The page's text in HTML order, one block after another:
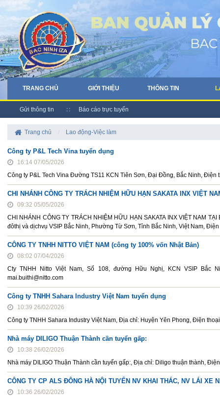
TRANG CHỦ GIỚI THIỆU THÔNG TIN
Gửi thông tin Báo cáo trực tuyến
Trang chủ Lao động-Việc làm
Công ty P&L Tech Vina tuyển dụng
16:14 07/05/2026
Công ty P&L Tech Vina Đường TS11 KCN Tiên Sơn, Đại Đồng, Bắc Ninh,
CHI NHÁNH CÔNG TY TRÁCH NHIỆM HỮU HẠN SAKATA INX VIỆT
09:32 05/05/2026
CHI NHÁNH CÔNG TY TRÁCH NHIỆM HỮU HẠN SAKATA INX VIỆT NAM
đôthị và dịchvụ VSIP Bắc Ninh, Phường Từ Sơn, Tỉnh Bắc Ninh, Việt Nam,
CÔNG TY TNHH NITTO VIỆT NAM (công ty 100% vốn Nhật Bản)
08:02 07/04/2026
Cty TNHH Nitto Việt Nam, Số 108, đường Hữu Nghị, KCN VSIP Bắc
mai.buithi@nitto.com
Công ty TNHH Sahara Industry Việt Nam tuyển dụng
10:39 26/02/2026
Công ty TNHH Sahara Industry Việt Nam, Địa chỉ: Huyện Yên Phong, Điện
Nhà máy DILIGO Thuận Thành cần tuyển gấp:
10:38 26/02/2026
Nhà máy DILIGO Thuận Thành cần tuyển gấp:, Địa chỉ: Diligo thuận thành,
CÔNG TY CP ALS ĐÔNG HÀ NỘI TUYỂN NV KHAI THÁC, NV LÁI XE
10:36 26/02/2026